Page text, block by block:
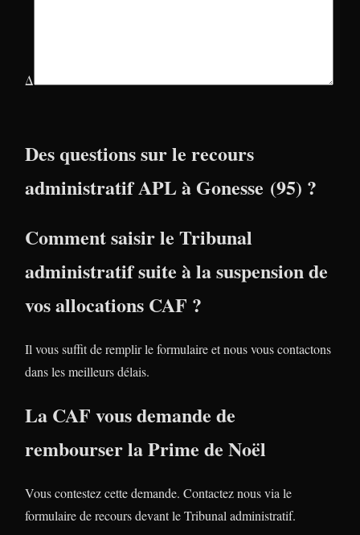
Δ
Des questions sur le recours
administratif APL à Gonesse (95) ?
Comment saisir le Tribunal
administratif suite à la suspension de
vos allocations CAF ?
Il vous suffit de remplir le formulaire et nous vous contactons
dans les meilleurs délais.
La CAF vous demande de
rembourser la Prime de Noël
Vous contestez cette demande. Contactez nous via le
formulaire de recours devant le Tribunal administratif.